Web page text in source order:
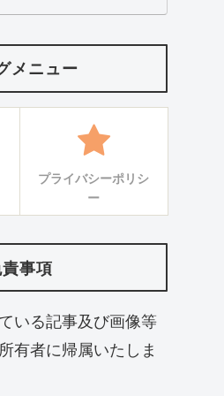
メニュー
プライバシーポリシ
ー
事項
いる記事及び画像等
有者に帰属いたしま